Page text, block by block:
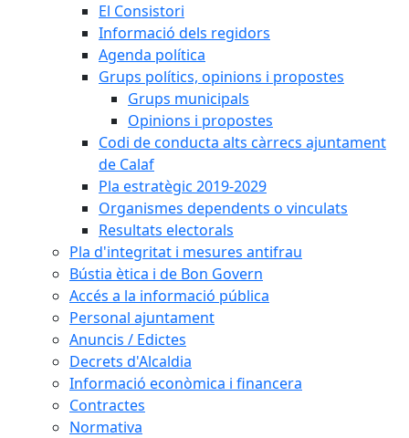
El Consistori
Informació dels regidors
Agenda política
Grups polítics, opinions i propostes
Grups municipals
Opinions i propostes
Codi de conducta alts càrrecs ajuntament
de Calaf
Pla estratègic 2019-2029
Organismes dependents o vinculats
Resultats electorals
Pla d'integritat i mesures antifrau
Bústia ètica i de Bon Govern
Accés a la informació pública
Personal ajuntament
Anuncis / Edictes
Decrets d'Alcaldia
Informació econòmica i financera
Contractes
Normativa